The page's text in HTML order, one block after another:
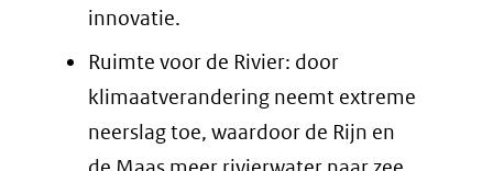
innovatie.
Ruimte voor de Rivier: door
klimaatverandering neemt extreme
neerslag toe, waardoor de Rijn en